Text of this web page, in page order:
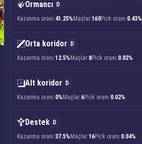
Ormancı
D
Kazanma oranı:41.25% Maçlar:160Pick oranı:0.43%
Orta koridor
D
Kazanma oranı:12.5% Maçlar:8Pick oranı:0.02%
Alt koridor
D
Kazanma oranı:0% Maçlar:6Pick oranı:0.02%
Destek
D
Kazanma oranı:37.5% Maçlar:16Pick oranı:0.04%